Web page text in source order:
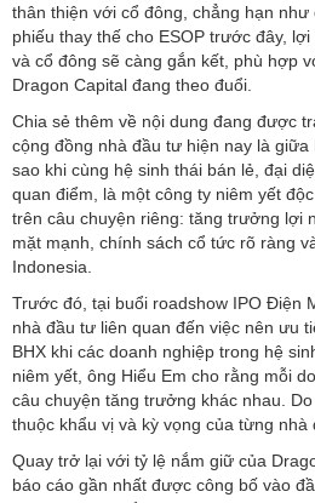
thân thiện với cổ đông, chẳng hạn
phiếu thay thế cho ESOP trước đây,
và cổ đông sẽ càng gắn kết, phù hợp
Dragon Capital đang theo đuổi.
Chia sẻ thêm về nội dung đang được
cộng đồng nhà đầu tư hiện nay là giữa
sao khi cùng hệ sinh thái bán lẻ, đại
quan điểm, là một công ty niêm yết
trên câu chuyện riêng: tăng trưởng lợi
mặt mạnh, chính sách cổ tức rõ ràng
Indonesia.
Trước đó, tại buổi roadshow IPO Điện
nhà đầu tư liên quan đến việc nên ưu
BHX khi các doanh nghiệp trong hệ
niêm yết, ông Hiểu Em cho rằng mỗi
câu chuyện tăng trưởng khác nhau.
thuộc khẩu vị và kỳ vọng của từng nhà
Quay trở lại với tỷ lệ nắm giữ của
báo cáo gần nhất được công bố vào